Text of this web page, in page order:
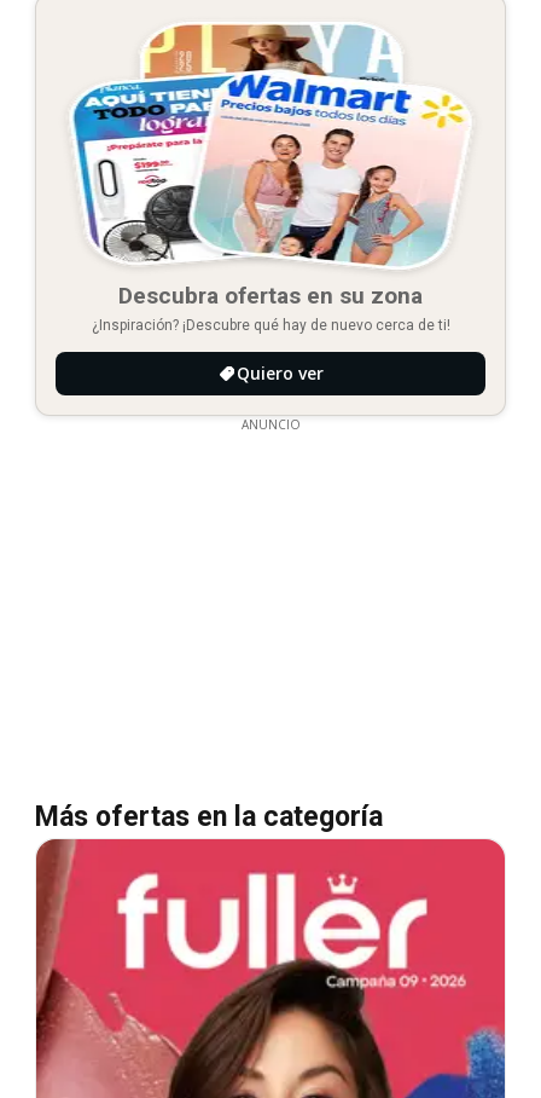
Descubra ofertas en su zona
¿Inspiración? ¡Descubre qué hay de nuevo cerca de ti!
Quiero ver
ANUNCIO
Más ofertas en la categoría